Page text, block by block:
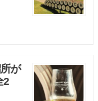
が
2